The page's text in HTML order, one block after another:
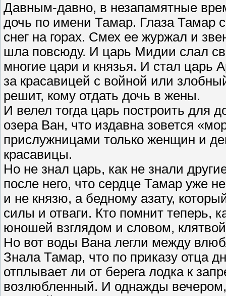
Давным-давно, в незапамятные
дочь по имени Тамар. Глаза Тамар
снег на горах. Смех ее журжал и
шла повсюду. И царь Мидии слал
многие цари и князья. И стал царь
за красавицей с войной или
решит, кому отдать дочь в жены.
И велел тогда царь построить для
озера Ван, что издавна зовется
прислужницами только женщин и
красавицы.
Но не знал царь, как не знали
после него, что сердце Тамар уже
и не князю, а бедному азату,
силы и отваги. Кто помнит теперь,
юношей взглядом и словом,
Но вот воды Вана легли между
Знала Тамар, что по приказу отца
отплывает ли от берега лодка к
возлюбленный. И однажды вечером,